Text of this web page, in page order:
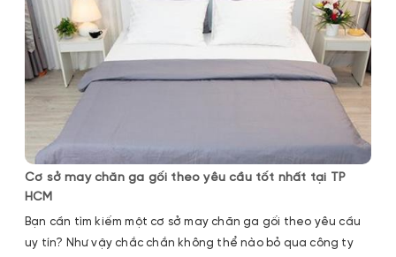
Cơ sở may chăn ga gối theo yêu cầu tốt nhất tại TP
HCM
Bạn cần tìm kiếm một cơ sở may chăn ga gối theo yêu cầu
uy tín? Như vậy chắc chắn không thể nào bỏ qua công ty